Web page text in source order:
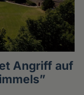
Angriff auf